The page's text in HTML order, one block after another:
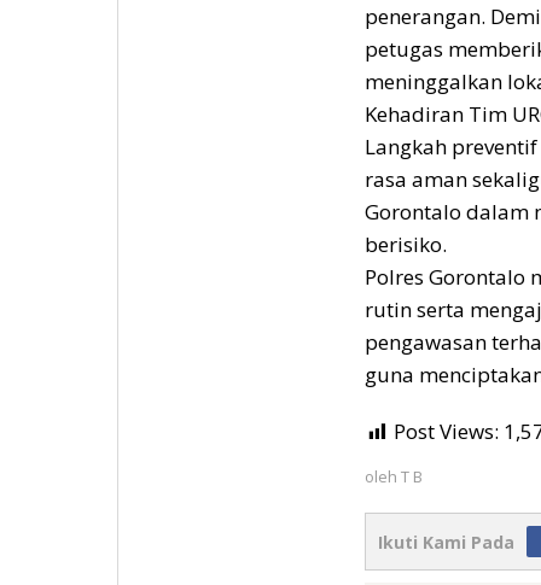
penerangan.
petugas
meninggalkan
Kehadiran Tim
Langkah
rasa aman
Gorontalo dalam
berisiko.
Polres Gorontalo
rutin serta
pengawasan
guna
Post Views:
oleh T B
Ikuti Kami Pada